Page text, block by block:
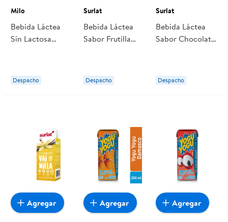
Milo
Bebida Láctea
Sin Lactosa
Despacho
Surlat
Bebida Láctea
Sabor Frutilla
Despacho
Surlat
Bebida Láctea
Sabor Chocolate
Despacho
Agregar Agregar Agregar